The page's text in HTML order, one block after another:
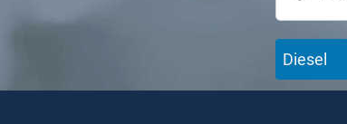
Diesel